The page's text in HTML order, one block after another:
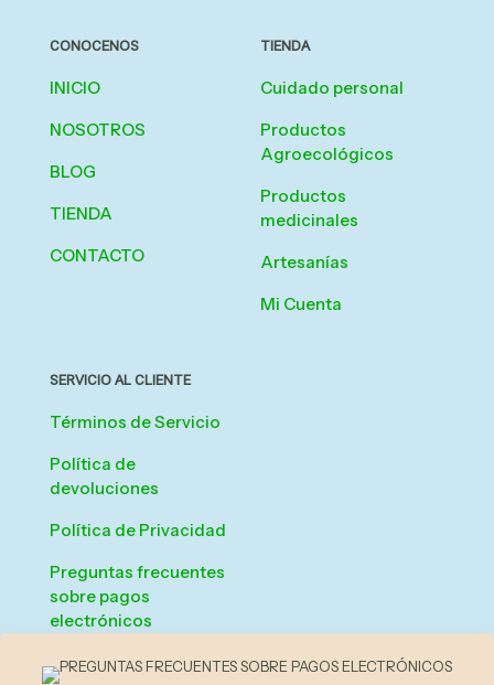
CONOCENOS
INICIO
NOSOTROS
BLOG
TIENDA
CONTACTO
TIENDA
Cuidado personal
Productos
Agroecológicos
Productos
medicinales
Artesanías
Mi Cuenta
SERVICIO AL CLIENTE
Términos de Servicio
Política de
devoluciones
Política de Privacidad
Preguntas frecuentes
sobre pagos
electrónicos
Checkout